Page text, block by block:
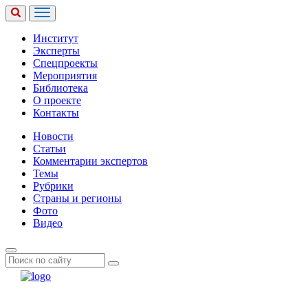
Институт
Эксперты
Спецпроекты
Мероприятия
Библиотека
О проекте
Контакты
Новости
Статьи
Комментарии экспертов
Темы
Рубрики
Страны и регионы
Фото
Видео